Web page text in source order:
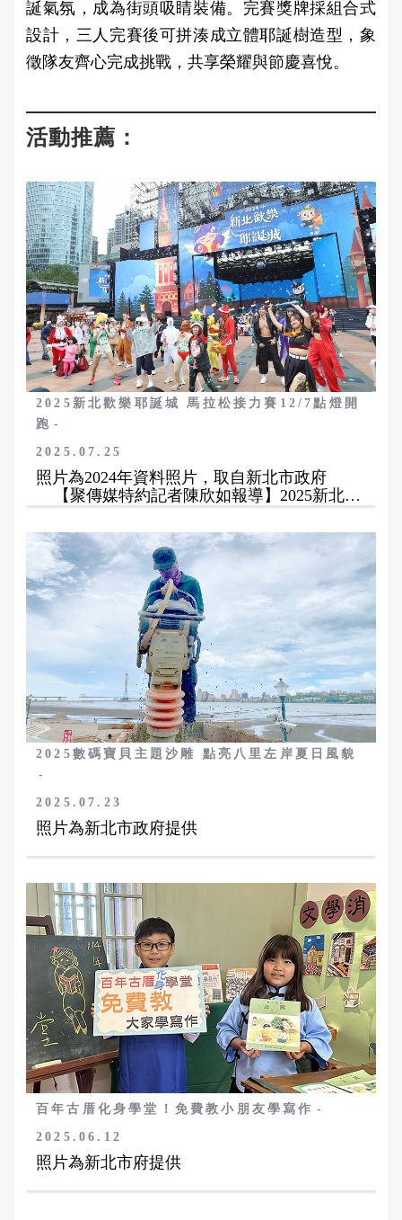
誕氣氛，成為街頭吸睛裝備。完賽獎牌採組合式
設計，三人完賽後可拼湊成立體耶誕樹造型，象
徵隊友齊心完成挑戰，共享榮耀與節慶喜悅。
活動推薦：
2025新北歡樂耶誕城 馬拉松接力賽12/7點燈開
跑
2025.07.25
照片為2024年資料照片，取自新北市政府
【聚傳媒特約記者陳欣如報導】2025新北歡
市耶誕馬拉松接力賽」將於12月7日（週日）
在新北市政府市民廣場舉行。賽事當天清晨時
分，新北歡樂耶誕城的耶誕燈飾將為奔馳在縣
民大道上的耶誕時尚跑者們進行點燈，是整個
耶誕城期間唯一會在清晨亮燈的時刻，為所有
在耶誕城歡樂氛圍下的跑者加油。
新北市府觀旅局表示，本賽事邁入第二屆，
今年調整賽制採三人接力方式完成挑戰，總長
24.7公里，降低組隊人數更易參與。本次賽事
分為兩大組別，競賽組-適合挑戰速度與距離；
變裝組-鼓勵創意節慶裝扮，歡樂加倍。
觀旅局補充，本屆賽事物資全面升級，推出
兼具保暖與造型的潮流毛帽與人氣爆棚的「鈴
鐺揹帶」。巨型鈴鐺具接棒功能，以幸福鈴聲
採組合式設計，三人完賽後可拼湊成立體耶誕
樹造型，象徵隊友齊心完成挑戰，共享榮耀與
節慶喜悅。
2025數碼寶貝主題沙雕 點亮八里左岸夏日風貌
2025.07.23
照片為新北市政府提供
百年古厝化身學堂！免費教小朋友學寫作
2025.06.12
照片為新北市府提供